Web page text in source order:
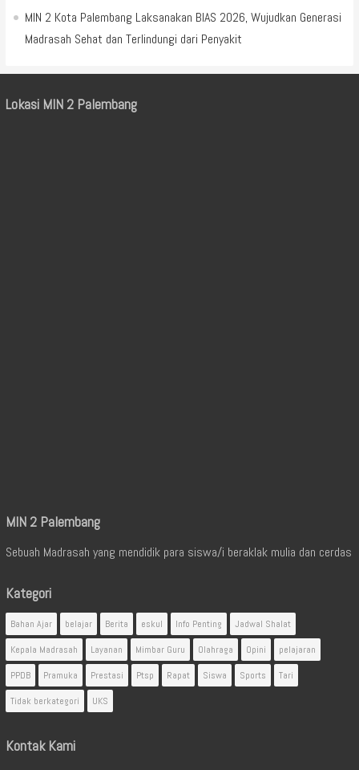
MIN 2 Kota Palembang Laksanakan BIAS 2026, Wujudkan Generasi
Madrasah Sehat dan Terlindungi dari Penyakit
Lokasi MIN 2 Palembang
MIN 2 Palembang
Sebuah Madrasah yang mendidik para siswa/i beraklak mulia dan cerdas
Kategori
Bahan Ajar belajar Berita eskul Info Penting
Jadwal Shalat
Kepala Madrasah
Layanan Mimbar Guru Olahraga Opini
pelajaran
PPDB
Pramuka Prestasi Ptsp Rapat Siswa Sports
Tari
Tidak berkategori
UKS
Kontak Kami